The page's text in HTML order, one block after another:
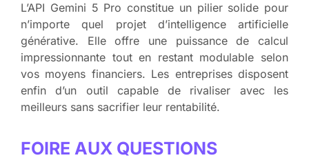
L’API Gemini 5 Pro constitue un pilier solide pour
n’importe quel projet d’intelligence artificielle
générative. Elle offre une puissance de calcul
impressionnante tout en restant modulable selon
vos moyens financiers. Les entreprises disposent
enfin d’un outil capable de rivaliser avec les
meilleurs sans sacrifier leur rentabilité.
FOIRE AUX QUESTIONS